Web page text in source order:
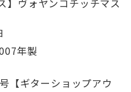
】ヴォヤンコチッチマス
年製
【ギターショップアウ